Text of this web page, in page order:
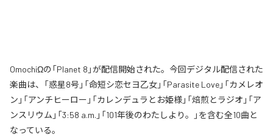
OmochiΩの「Planet 8」が配信開始された。今回デジタル配信された
楽曲は、「惑星8号」「命短シ恋セヨ乙女」「Parasite Love」「カメレオ
ン」「アンチヒーロー」「カレンデュラとお姫様」「焙煎とラジオ」「ア
ンスリウム」「3:58 a.m.」「101年後のわたしより。」を含む全10曲と
なっている。